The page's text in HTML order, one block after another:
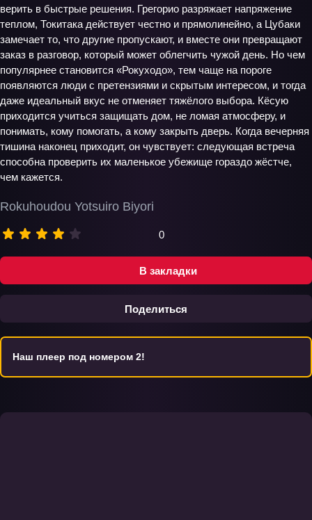
В закладки
Поделиться
Rokuhoudou Yotsuiro Biyori
0
верить в быстрые решения. Грегорио разряжает напряжение
теплом, Токитака действует честно и прямолинейно, а Цубаки
замечает то, что другие пропускают, и вместе они превращают
заказ в разговор, который может облегчить чужой день. Но чем
популярнее становится «Рокуходо», тем чаще на пороге
появляются люди с претензиями и скрытым интересом, и тогда
даже идеальный вкус не отменяет тяжёлого выбора. Кёсую
приходится учиться защищать дом, не ломая атмосферу, и
понимать, кому помогать, а кому закрыть дверь. Когда вечерняя
тишина наконец приходит, он чувствует: следующая встреча
способна проверить их маленькое убежище гораздо жёстче,
чем кажется.
Наш плеер под номером 2!